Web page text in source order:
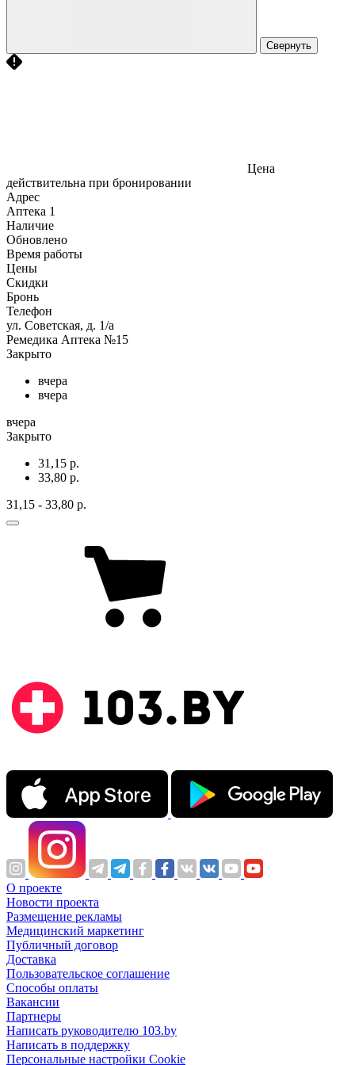
Свернуть
Цена
действительна при бронировании
Адрес
Аптека 1
Наличие
Обновлено
Время работы
Цены
Скидки
Бронь
Телефон
ул. Советская, д. 1/а
Ремедика Аптека №15
Закрыто
вчера
вчера
вчера
Закрыто
31,15 р.
33,80 р.
31,15 - 33,80 р.
О проекте
Новости проекта
Размещение рекламы
Медицинский маркетинг
Публичный договор
Доставка
Пользовательское соглашение
Способы оплаты
Вакансии
Партнеры
Написать руководителю 103.by
Написать в поддержку
Персональные настройки Cookie